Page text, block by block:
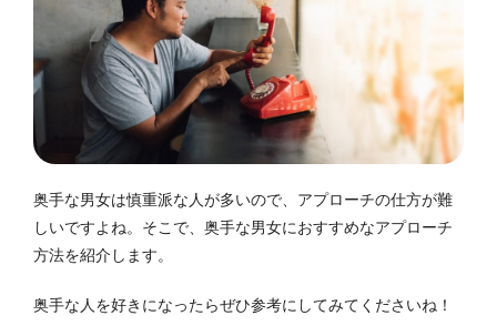
奥手な男女は慎重派な人が多いので、アプローチの仕方が難
しいですよね。 そこで、奥手な男女におすすめなアプローチ
方法を紹介します。
奥手な人を好きになったらぜひ参考にしてみてくださいね！